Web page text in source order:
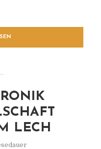
LECH